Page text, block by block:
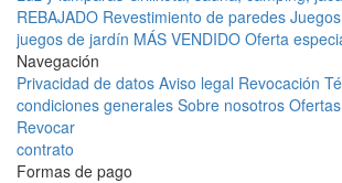
REBAJADO Revestimiento de paredes
juegos de jardín MÁS VENDIDO Oferta
Navegación
Privacidad de datos Aviso legal Revocación
condiciones generales Sobre nosotros Ofertas
Revocar
contrato
Formas de pago